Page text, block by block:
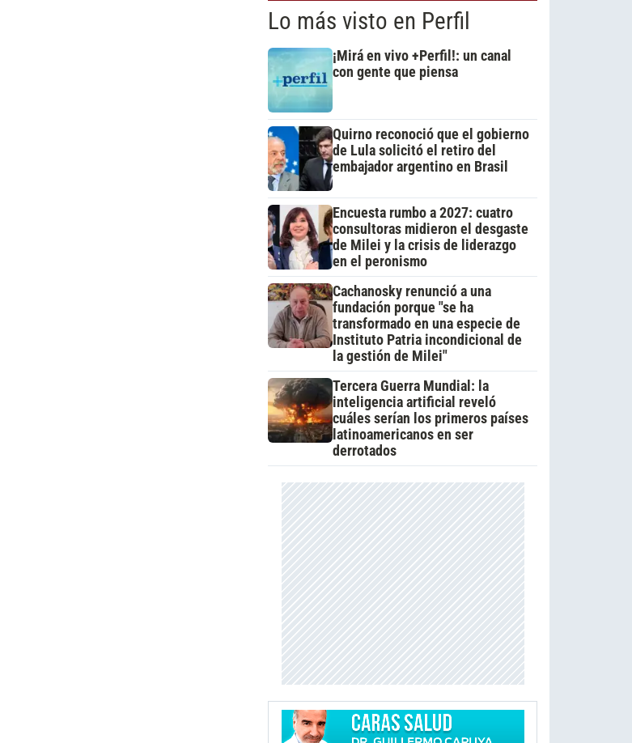
Lo más visto en Perfil
¡Mirá en vivo +Perfil!: un canal
con gente que piensa
Quirno reconoció que el gobierno
de Lula solicitó el retiro del
embajador argentino en Brasil
Encuesta rumbo a 2027: cuatro
consultoras midieron el desgaste
de Milei y la crisis de liderazgo
en el peronismo
Cachanosky renunció a una
fundación porque "se ha
transformado en una especie de
Instituto Patria incondicional de
la gestión de Milei"
Tercera Guerra Mundial: la
inteligencia artificial reveló
cuáles serían los primeros países
latinoamericanos en ser
derrotados